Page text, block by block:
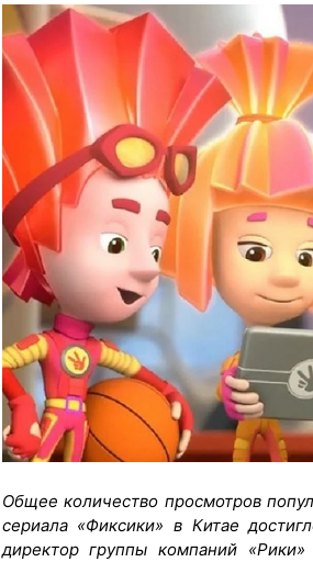
Общее количество просмотров
сериала «Фиксики» в Китае
директор группы компаний